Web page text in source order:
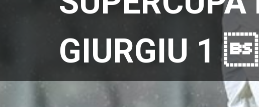
GIURGIU 1